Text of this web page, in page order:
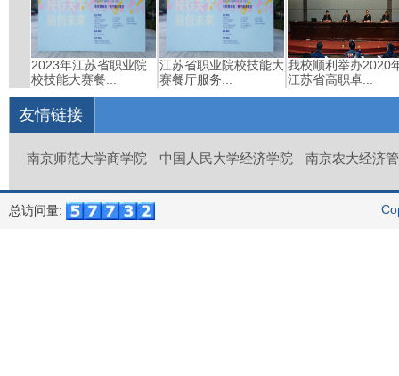
2023年江苏省职业院
校技能大赛餐...
江苏省职业院校技能大
赛餐厅服务...
我校顺利举办2020
江苏省高职卓...
友情链接
南京师范大学商学院 中国人民大学经济学院 南京农大经济
总访问量: